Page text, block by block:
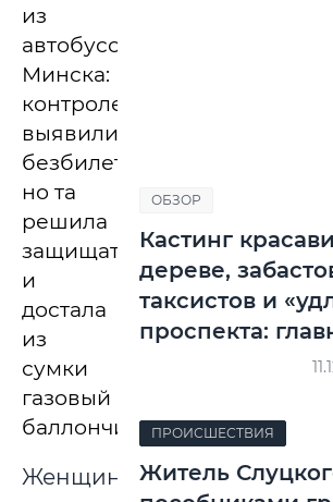
из
автобусов
Минска:
контролеры
выявили
безбилетницу,
но та
решила
защищаться
и
достала
из
сумки
газовый
баллончик.
Женщине
ОБЗОР
Кастинг
дереве,
таксистов и
проспекта:
ПРОИСШЕСТВИЯ
Житель